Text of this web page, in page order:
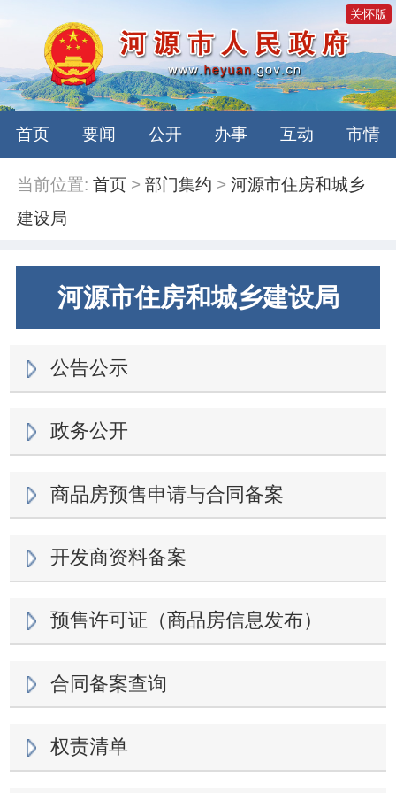
关怀版
首页 要闻 公开 办事 互动 市情
当前位置: 首页 >部门集约 >河源市住房和城乡
建设局
河源市住房和城乡建设局
公告公示
政务公开
商品房预售申请与合同备案
开发商资料备案
预售许可证（商品房信息发布）
合同备案查询
权责清单